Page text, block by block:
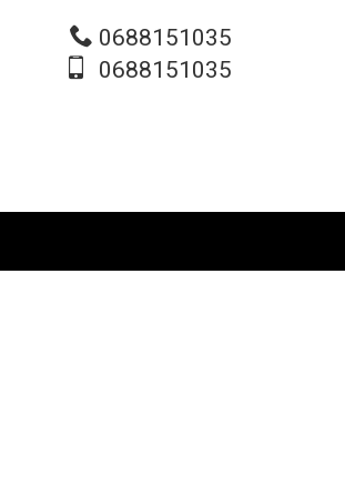
0688151035
0688151035